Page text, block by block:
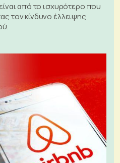
από το ισχυρότερο που
τον κίνδυνο έλλειψης